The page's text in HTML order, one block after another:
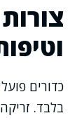
כדורים
בלבד.